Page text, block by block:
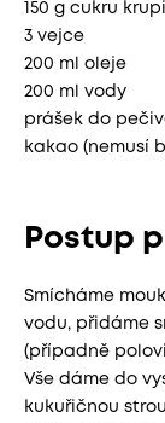
150 g cukru
3 vejce
200 ml oleje
200 ml vody
prášek do
kakao (nemusí
Postup
Smícháme
vodu, přidáme
(případně
Vše dáme do
kukuřičnou